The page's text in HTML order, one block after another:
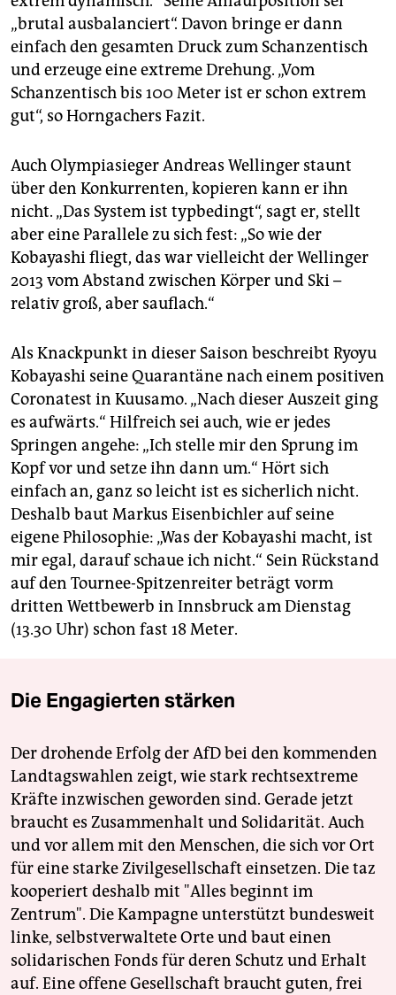
„brutal ausbalanciert“. Davon bringe er dann
einfach den gesamten Druck zum Schanzentisch
und erzeuge eine extreme Drehung. „Vom
Schanzentisch bis 100 Meter ist er schon extrem
gut“, so Horngachers Fazit.
Auch Olympiasieger Andreas Wellinger staunt
über den Konkurrenten, kopieren kann er ihn
nicht. „Das System ist typbedingt“, sagt er, stellt
aber eine Parallele zu sich fest: „So wie der
Kobayashi fliegt, das war vielleicht der Wellinger
2013 vom Abstand zwischen Körper und Ski –
relativ groß, aber sauflach.“
Als Knackpunkt in dieser Saison beschreibt Ryoyu
Kobayashi seine Quarantäne nach einem positiven
Coronatest in Kuusamo. „Nach dieser Auszeit ging
es aufwärts.“ Hilfreich sei auch, wie er jedes
Springen angehe: „Ich stelle mir den Sprung im
Kopf vor und setze ihn dann um.“ Hört sich
einfach an, ganz so leicht ist es sicherlich nicht.
Deshalb baut Markus Eisenbichler auf seine
eigene Philosophie: „Was der Kobayashi macht, ist
mir egal, darauf schaue ich nicht.“ Sein Rückstand
auf den Tournee-Spitzenreiter beträgt vorm
dritten Wettbewerb in Innsbruck am Dienstag
(13.30 Uhr) schon fast 18 Meter.
Die Engagierten stärken
Der drohende Erfolg der AfD bei den kommenden
Landtagswahlen zeigt, wie stark rechtsextreme
Kräfte inzwischen geworden sind. Gerade jetzt
braucht es Zusammenhalt und Solidarität. Auch
und vor allem mit den Menschen, die sich vor Ort
für eine starke Zivilgesellschaft einsetzen. Die taz
kooperiert deshalb mit "Alles beginnt im
Zentrum". Die Kampagne unterstützt bundesweit
linke, selbstverwaltete Orte und baut einen
solidarischen Fonds für deren Schutz und Erhalt
auf. Eine offene Gesellschaft braucht guten, frei